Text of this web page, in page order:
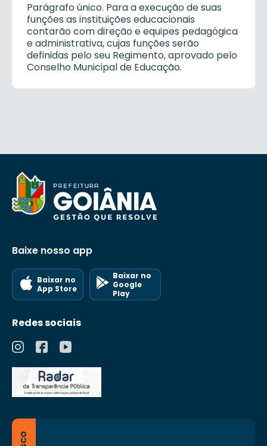
Parágrafo único. Para a execução de suas
funções as instituições educacionais
contarão com direção e equipes pedagógica
e administrativa, cujas funções serão
definidas pelo seu Regimento, aprovado pelo
Conselho Municipal de Educação.
Baixe nosso app
Baixar no
App Store
Baixar no
Google
Play
Redes sociais